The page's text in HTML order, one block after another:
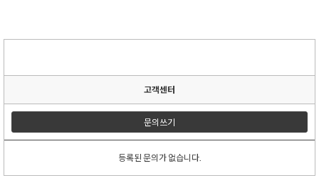
고객센터
문의쓰기
등록된 문의가 없습니다.